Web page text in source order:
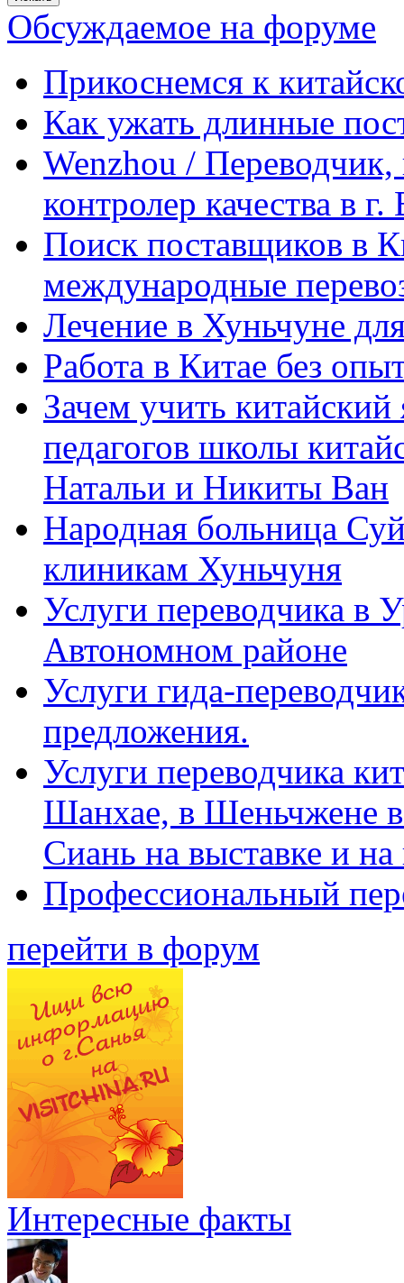
Обсуждаемое на форуме
Прикоснемся к
Как ужать длинные
Wenzhou / Переводчик,
контролер качества в
Поиск поставщиков в
международные
Лечение в Хуньчуне
Работа в Китае без
Зачем учить
педагогов школы
Натальи и Никиты Ван
Народная больница
клиникам Хуньчуня
Услуги переводчика в
Автономном районе
Услуги гида-
предложения.
Услуги переводчика
Шанхае, в Шеньчжене
Сиань на выставке и
Профессиональный
перейти в форум
Интересные факты